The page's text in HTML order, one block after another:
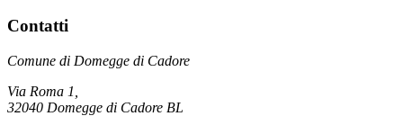
Contatti
Comune di Domegge di Cadore
Via Roma 1,
32040 Domegge di Cadore BL